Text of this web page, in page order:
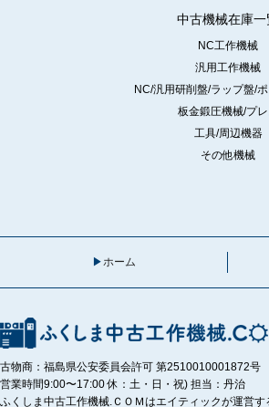
中古機械在庫一
NC工作機械
汎用工作機械
NC/汎用研削盤/ラップ盤/
板金鍛圧機械/プレ
工具/周辺機器
その他機械
ホーム
古物商：福島県公安委員会許可 第2510010001872号
営業時間9:00〜17:00 休：土・日・祝) 担当：丹治
ふくしま中古工作機械.ＣＯＭはエイティックが運営す